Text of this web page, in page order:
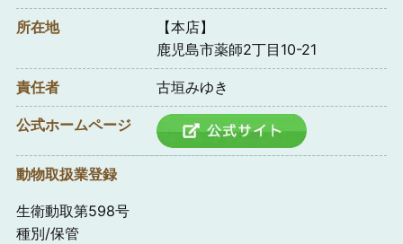
所在地
【本店】
鹿児島市薬師2丁目10-21
責任者 古垣みゆき
公式ホームページ
動物取扱業登録
生衛動取第598号
種別/保管